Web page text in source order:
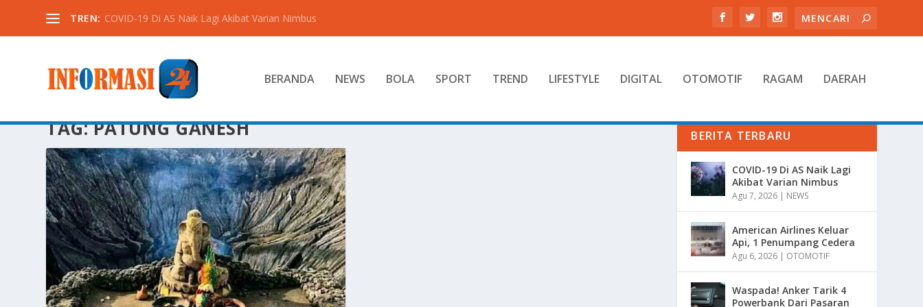
TREN: COVID-19 Di AS Naik Lagi Akibat Varian Nimbus
BERANDA NEWS BOLA SPORT TREND LIFESTYLE DIGITAL OTOMOTIF RAGAM DAERAH
TAG:PATUNG GANESH BERITA TERBARU
COVID-19 Di AS Naik Lagi
Akibat Varian Nimbus
Agu 7, 2026 | NEWS
American Airlines Keluar
Api, 1 Penumpang Cedera
Agu 6, 2026 | OTOMOTIF
Waspada! Anker Tarik 4
Powerbank Dari Pasaran